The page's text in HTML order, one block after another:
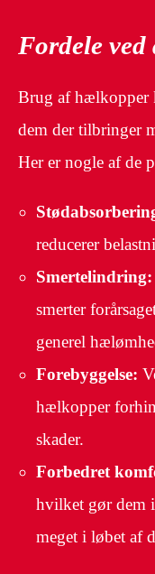
Fordele
Brug af hælkopper
dem der tilbringer
Her er nogle af de
reducerer
Smertelindring:
smerter
generel
Forebyggelse:
hælkopper
skader.
Forbedret
hvilket gør dem
meget i løbet af